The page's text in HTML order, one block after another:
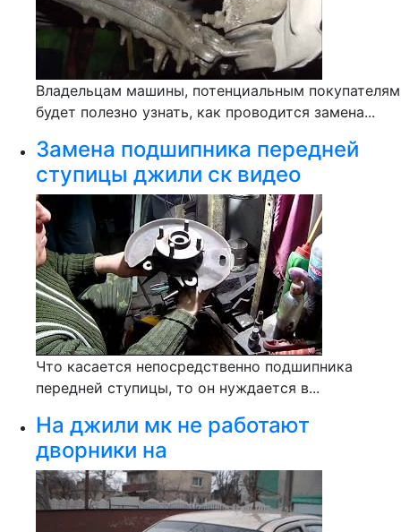
Владельцам машины, потенциальным покупателям
будет полезно узнать, как проводится замена...
Замена подшипника передней
ступицы джили ск видео
Что касается непосредственно подшипника
передней ступицы, то он нуждается в...
На джили мк не работают
дворники на